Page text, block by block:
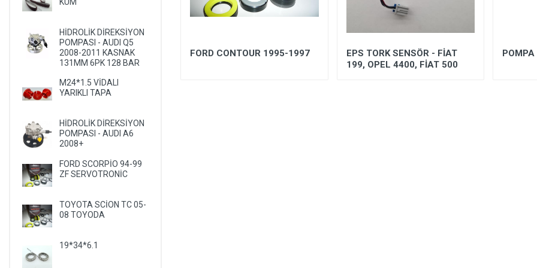
LANCIA
LAND ROVER
LEXUS
LINCOLN
MAZDA
MERCEDES
MERCURY
MITSUBISHI
NISSAN
OLDSMOBILE
PEUGEOT
HİDROLİK DİREKSİYON
POMPASI - AUDI Q5
2008-2011 KASNAK
131MM 6PK 128 BAR
M24*1.5 VİDALI
YARIKLI TAPA
HİDROLİK DİREKSİYON
POMPASI - AUDI A6
2008+
FORD SCORPİO 94-99
ZF SERVOTRONİC
TOYOTA SCİON TC 05-
08 TOYODA
19*34*6.1
24,5*41,3*7,5 FORD CONTOUR 1995-1997
EPS TORK SENSÖR - FİAT
199, OPEL 4400, FİAT 500